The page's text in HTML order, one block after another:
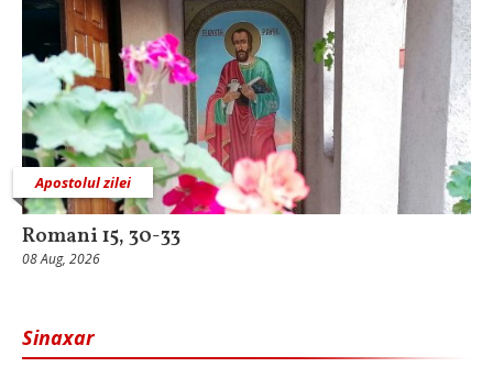
Apostolul zilei
Romani 15, 30-33
08 Aug, 2026
Sinaxar